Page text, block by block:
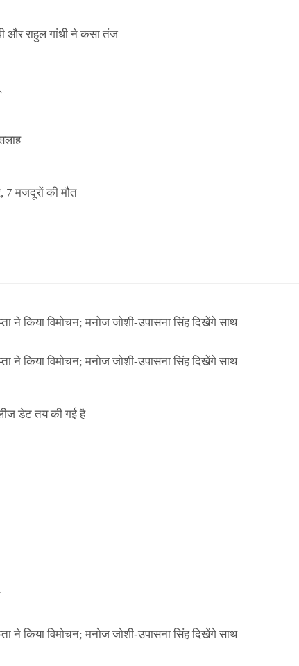
और राहुल गांधी ने कसा तंज
7 मजदूरों की मौत
ने किया विमोचन; मनोज जोशी-उपासना सिंह दिखेंगे साथ
ने किया विमोचन; मनोज जोशी-उपासना सिंह दिखेंगे साथ
डेट तय की गई है
जान से मारने की
ने किया विमोचन; मनोज जोशी-उपासना सिंह दिखेंगे साथ